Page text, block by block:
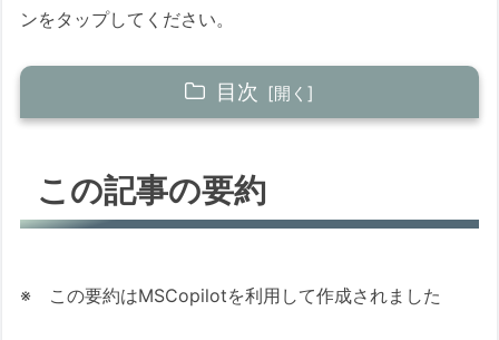
ンをタップしてください。
目次
この記事について
「1. アップデート適用前に推奨される処置」
この記事の要約
※ この要約はMSCopilotを利用して作成されました